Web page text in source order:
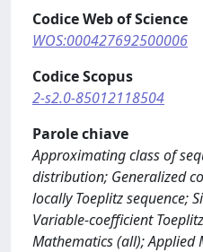
Codice Web of Science
WOS:000427692500006
Codice Scopus
2-s2.0-85012118504
Parole chiave
Approximating class of
distribution; Generalized
locally Toeplitz sequence;
Variable-coefficient
Mathematics (all); Applied